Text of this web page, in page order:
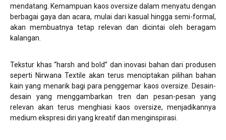
mendatang. Kemampuan kaos oversize dalam menyatu dengan
berbagai gaya dan acara, mulai dari kasual hingga semi-formal,
akan membuatnya tetap relevan dan dicintai oleh beragam
kalangan.
Tekstur khas “harsh and bold” dan inovasi bahan dari produsen
seperti Nirwana Textile akan terus menciptakan pilihan bahan
kain yang menarik bagi para penggemar kaos oversize. Desain-
desain yang menggambarkan tren dan pesan-pesan yang
relevan akan terus menghiasi kaos oversize, menjadikannya
medium ekspresi diri yang kreatif dan menginspirasi.